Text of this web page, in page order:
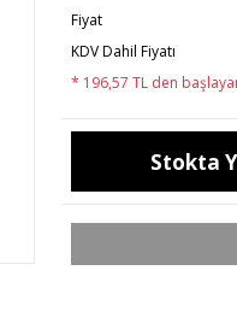
Fiyat
KDV Dahil Fiyatı
* 196,57 TL den
Stokta